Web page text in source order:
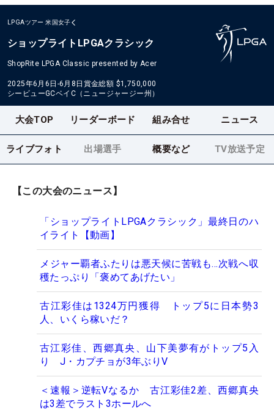
LPGAツアー 米国女子
ショップライトLPGAクラシック
ShopRite LPGA Classic presented by Acer
2025年6月6日-6月8日 賞金総額 $1,750,000
シービューGCベイC（ニュージャージー州）
大会TOP リーダーボード 組み合せ ニュース
ライブフォト 出場選手 概要など TV放送予定
【この大会のニュース】
「ショップライトLPGAクラシック」最終日のハ
イライト【動画】
メジャー覇者ふたりは悪天候に苦戦も…次戦へ収
穫たっぷり「褒めてあげたい」
古江彩佳は1324万円獲得 トップ5に日本勢3
人、いくら稼いだ？
古江彩佳、西郷真央、山下美夢有がトップ5入
り J・カプチョが3年ぶりV
＜速報＞逆転Vなるか 古江彩佳2差、西郷真央
は3差でラスト3ホールへ